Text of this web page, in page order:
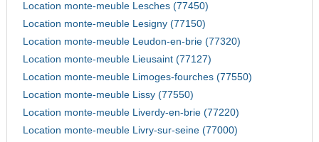
Location monte-meuble Lesches (77450)
Location monte-meuble Lesigny (77150)
Location monte-meuble Leudon-en-brie (77320)
Location monte-meuble Lieusaint (77127)
Location monte-meuble Limoges-fourches (77550)
Location monte-meuble Lissy (77550)
Location monte-meuble Liverdy-en-brie (77220)
Location monte-meuble Livry-sur-seine (77000)